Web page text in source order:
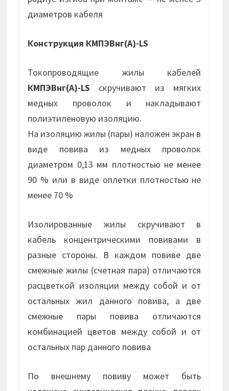
диаметров кабеля
Конструкция КМПЭВнг(А)-LS
Токопроводящие жилы кабелей
КМПЭВнг(А)-LS скручивают из мягких
медных проволок и накладывают
полиэтиленовую изоляцию.
На изоляцию жилы (пары) наложен экран в
виде повива из медных проволок
диаметром 0,13 мм плотностью не менее
90 % или в виде оплетки плотностью не
менее 70 %
Изолированные жилы скручивают в
кабель концентрическими повивами в
разные стороны. В каждом повиве две
смежные жилы (счетная пара) отличаются
расцветкой изоляции между собой и от
остальных жил данного повива, а две
смежные пары повива отличаются
комбинацией цветов между собой и от
остальных пар данного повива
По внешнему повиву может быть